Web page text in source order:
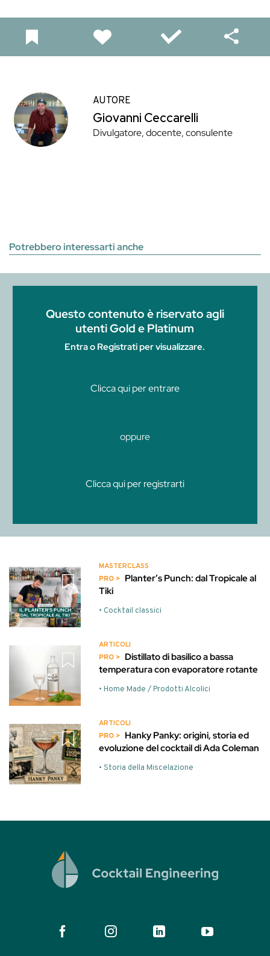
AUTORE
Giovanni Ceccarelli
Divulgatore, docente, consulente
Potrebbero interessarti anche
Questo contenuto è riservato agli
utenti Gold e Platinum
Entra o Registrati per visualizzare.
Clicca qui per entrare
oppure
Clicca qui per registrarti
MASTERCLASS
Planter’s Punch: dal Tropicale al
Tiki
• Cocktail classici
ARTICOLI
Distillato di basilico a bassa
temperatura con evaporatore rotante
• Home Made / Prodotti Alcolici
ARTICOLI
Hanky Panky: origini, storia ed
evoluzione del cocktail di Ada Coleman
• Storia della Miscelazione